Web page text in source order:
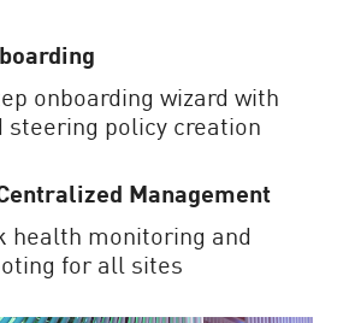
onboarding wizard with
steering policy creation
Management
health monitoring and
for all sites